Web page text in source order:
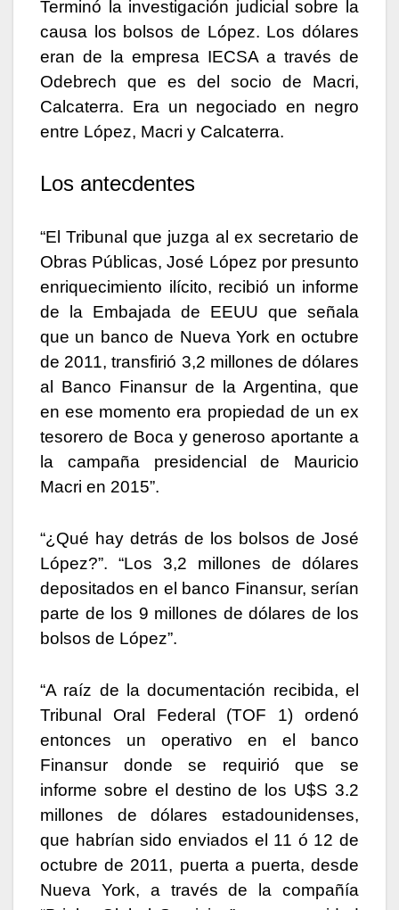
Terminó la investigación judicial sobre la
causa los bolsos de López. Los dólares
eran de la empresa IECSA a través de
Odebrech que es del socio de Macri,
Calcaterra. Era un negociado en negro
entre López, Macri y Calcaterra.
Los antecdentes
“El Tribunal que juzga al ex secretario de
Obras Públicas, José López por presunto
enriquecimiento ilícito, recibió un informe
de la Embajada de EEUU que señala
que un banco de Nueva York en octubre
de 2011, transfirió 3,2 millones de dólares
al Banco Finansur de la Argentina, que
en ese momento era propiedad de un ex
tesorero de Boca y generoso aportante a
la campaña presidencial de Mauricio
Macri en 2015”.
“¿Qué hay detrás de los bolsos de José
López?”. “Los 3,2 millones de dólares
depositados en el banco Finansur, serían
parte de los 9 millones de dólares de los
bolsos de López”.
“A raíz de la documentación recibida, el
Tribunal Oral Federal (TOF 1) ordenó
entonces un operativo en el banco
Finansur donde se requirió que se
informe sobre el destino de los U$S 3.2
millones de dólares estadounidenses,
que habrían sido enviados el 11 ó 12 de
octubre de 2011, puerta a puerta, desde
Nueva York, a través de la compañía